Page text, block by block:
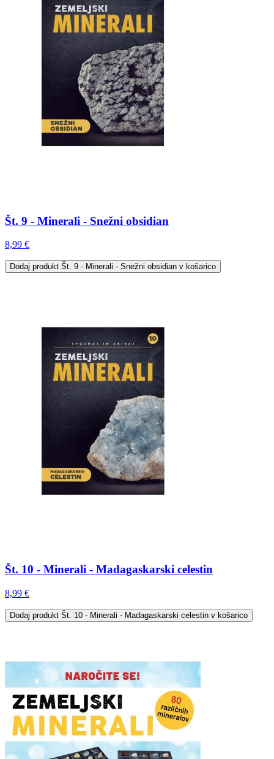
Št. 9 - Minerali - Snežni obsidian
8,99 €
Dodaj produkt Št. 9 - Minerali - Snežni obsidian v košarico
Št. 10 - Minerali - Madagaskarski celestin
8,99 €
Dodaj produkt Št. 10 - Minerali - Madagaskarski celestin v košarico